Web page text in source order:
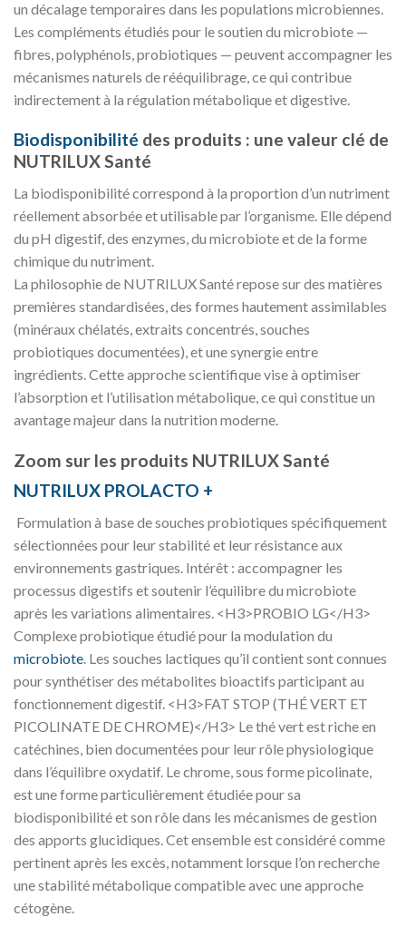
un décalage temporaires dans les populations microbiennes.
Les compléments étudiés pour le soutien du microbiote —
fibres, polyphénols, probiotiques — peuvent accompagner les
mécanismes naturels de rééquilibrage, ce qui contribue
indirectement à la régulation métabolique et digestive.
Biodisponibilité des produits : une valeur clé de
NUTRILUX Santé
La biodisponibilité correspond à la proportion d’un nutriment
réellement absorbée et utilisable par l’organisme. Elle dépend
du pH digestif, des enzymes, du microbiote et de la forme
chimique du nutriment.
La philosophie de NUTRILUX Santé repose sur des matières
premières standardisées, des formes hautement assimilables
(minéraux chélatés, extraits concentrés, souches
probiotiques documentées), et une synergie entre
ingrédients. Cette approche scientifique vise à optimiser
l’absorption et l’utilisation métabolique, ce qui constitue un
avantage majeur dans la nutrition moderne.
Zoom sur les produits NUTRILUX Santé
NUTRILUX PROLACTO +
Formulation à base de souches probiotiques spécifiquement
sélectionnées pour leur stabilité et leur résistance aux
environnements gastriques. Intérêt : accompagner les
processus digestifs et soutenir l’équilibre du microbiote
après les variations alimentaires. <H3>PROBIO LG</H3>
Complexe probiotique étudié pour la modulation du
microbiote. Les souches lactiques qu’il contient sont connues
pour synthétiser des métabolites bioactifs participant au
fonctionnement digestif. <H3>FAT STOP (THÉ VERT ET
PICOLINATE DE CHROME)</H3> Le thé vert est riche en
catéchines, bien documentées pour leur rôle physiologique
dans l’équilibre oxydatif. Le chrome, sous forme picolinate,
est une forme particulièrement étudiée pour sa
biodisponibilité et son rôle dans les mécanismes de gestion
des apports glucidiques. Cet ensemble est considéré comme
pertinent après les excès, notamment lorsque l’on recherche
une stabilité métabolique compatible avec une approche
cétogène.